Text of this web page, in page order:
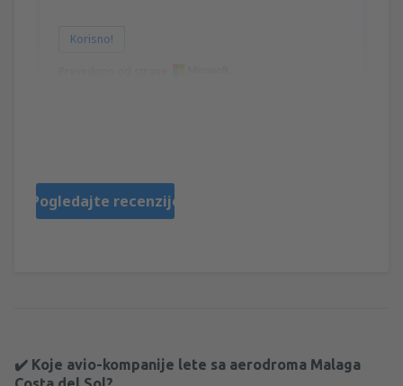
Korisno!
Pogledajte recenzije
✔️ Koje avio-kompanije lete sa aerodroma Malaga